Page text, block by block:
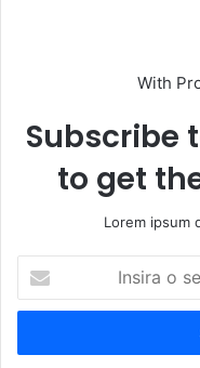
With
Subscribe
to get
Lorem ipsum
seu
de